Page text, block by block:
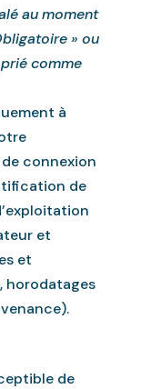
au moment
» ou
comme
à
connexion
de
et
et
horodatages
de